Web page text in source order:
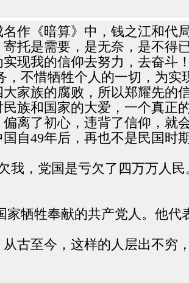
作《暗算》中，钱之江和代
托是需要，是无奈，是不
现我的信仰去努力，去奋斗
不惜牺牲个人的一切，为实
家族的腐败，所以郑耀先的
族和国家的大爱，一个真正
离了初心，违背了信仰，就
自49年后，再也不是民国时
，党国是亏欠了四万万人
牺牲奉献的共产党人。他
古至今，这样的人层出不穷